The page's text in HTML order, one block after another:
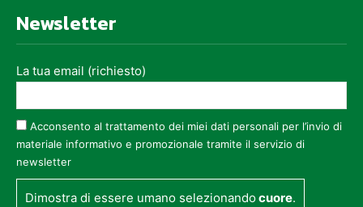
Newsletter
La tua email (richiesto)
Acconsento al trattamento dei miei dati personali per l’invio di
materiale informativo e promozionale tramite il servizio di
newsletter
Dimostra di essere umano selezionandocuore.